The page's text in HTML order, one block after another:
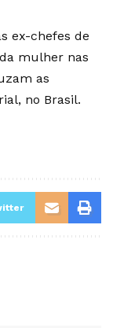
ex-chefes de
mulher nas
as
no Brasil.